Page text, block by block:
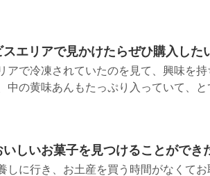
スエリアで見かけたらぜひ購入した
アで冷凍されていたのを見て、興味を
中の黄味あんもたっぷり入っていて、と
しいお菓子を見つけることができ
しに行き、お土産を買う時間がなくて